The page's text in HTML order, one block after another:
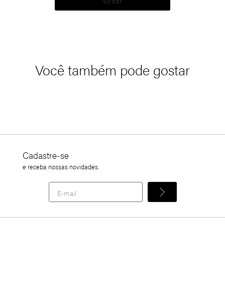
Você também pode gostar
Cadastre-se
e receba nossas novidades.